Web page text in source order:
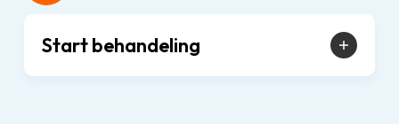
Start behandeling